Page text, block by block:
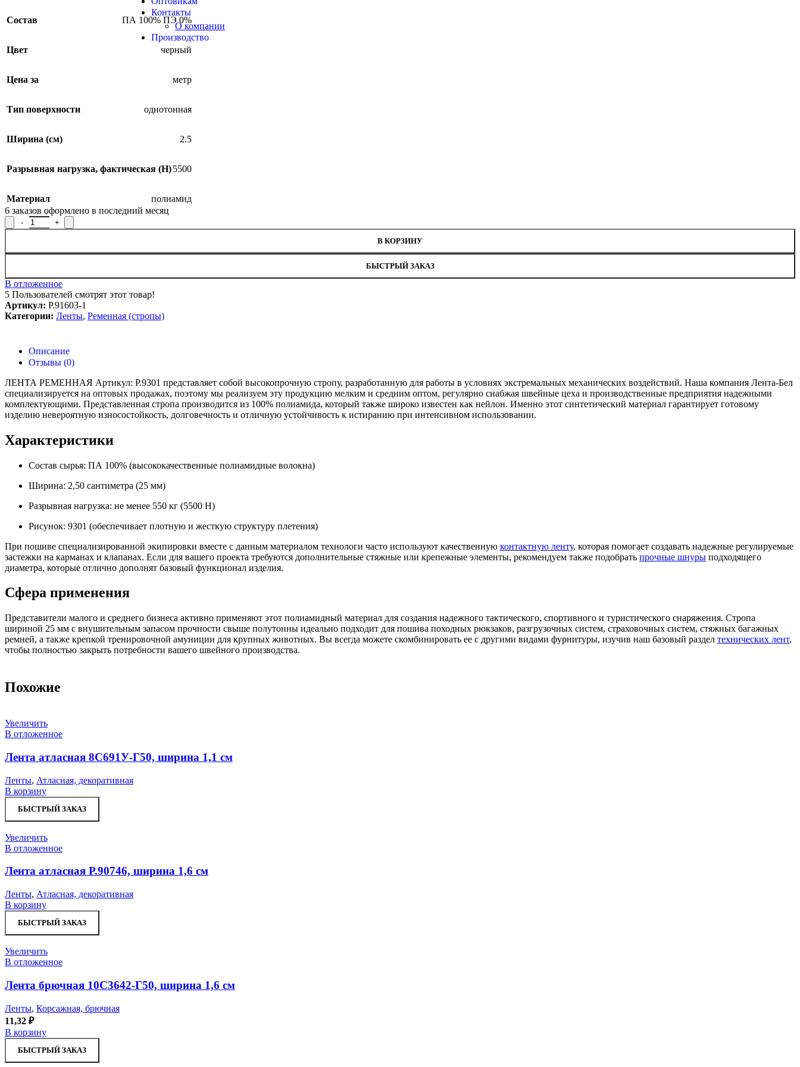
Контакты
О компании
Производство
Состав ПА 100% ПЭ 0%
Цвет черный
Цена за метр
Тип поверхности однотонная
Ширина (см) 2.5
Разрывная нагрузка, фактическая (H)5500
Материал
полиамид
6 заказов оформлено в последний месяц
Количество товара Лента ременная Р.9301, ширина 2,5 см
В КОРЗИНУ
БЫСТРЫЙ ЗАКАЗ
В отложенное
5 Пользователей смотрят этот товар!
Артикул: Р.91603-1
Категории: Ленты, Ременная (стропы)
Описание
Отзывы (0)
ЛЕНТА РЕМЕННАЯ Артикул: Р.9301 представляет собой высокопрочную стропу, разработанную для работы в условиях экстремальных механических воздействий. Наша компания Лента-Бел
специализируется на оптовых продажах, поэтому мы реализуем эту продукцию мелким и средним оптом, регулярно снабжая швейные цеха и производственные предприятия надежными
комплектующими. Представленная стропа производится из 100% полиамида, который также широко известен как нейлон. Именно этот синтетический материал гарантирует готовому
изделию невероятную износостойкость, долговечность и отличную устойчивость к истиранию при интенсивном использовании.
Характеристики
Состав сырья: ПА 100% (высококачественные полиамидные волокна)
Ширина: 2,50 сантиметра (25 мм)
Разрывная нагрузка: не менее 550 кг (5500 Н)
Рисунок: 9301 (обеспечивает плотную и жесткую структуру плетения)
При пошиве специализированной экипировки вместе с данным материалом технологи часто используют качественную контактную ленту, которая помогает создавать надежные регулируемые
застежки на карманах и клапанах. Если для вашего проекта требуются дополнительные стяжные или крепежные элементы, рекомендуем также подобрать прочные шнуры подходящего
диаметра, которые отлично дополнят базовый функционал изделия.
Сфера применения
Представители малого и среднего бизнеса активно применяют этот полиамидный материал для создания надежного тактического, спортивного и туристического снаряжения. Стропа
шириной 25 мм с внушительным запасом прочности свыше полутонны идеально подходит для пошива походных рюкзаков, разгрузочных систем, страховочных систем, стяжных багажных
ремней, а также крепкой тренировочной амуниции для крупных животных. Вы всегда можете скомбинировать ее с другими видами фурнитуры, изучив наш базовый раздел технических лент,
чтобы полностью закрыть потребности вашего швейного производства.
Похожие
Увеличить
В отложенное
Лента атласная 8С691У-Г50, ширина 1,1 см
Ленты, Атласная, декоративная
В корзину
БЫСТРЫЙ ЗАКАЗ
Увеличить
В отложенное
Лента атласная Р.90746, ширина 1,6 см
Ленты, Атласная, декоративная
В корзину
БЫСТРЫЙ ЗАКАЗ
Увеличить
В отложенное
Лента брючная 10С3642-Г50, ширина 1,6 см
Ленты, Корсажная, брючная
11,32 ₽
В корзину
БЫСТРЫЙ ЗАКАЗ